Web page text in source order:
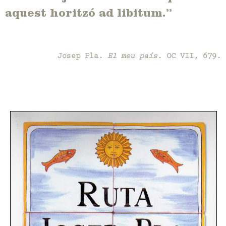
aquest horitzó ad libitum.”
Josep Pla. El meu país. OC VII, 679.